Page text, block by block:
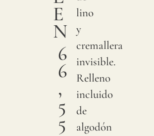
E
N
6
6
,
5
5
lino
y
cremallera
invisible.
Relleno
incluido
de
algodón